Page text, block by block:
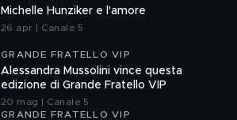
Michelle Hunziker e l'amore
26 apr | Canale 5
GRANDE FRATELLO VIP
Alessandra Mussolini vince questa
edizione di Grande Fratello VIP
20 mag | Canale 5
GRANDE FRATELLO VIP